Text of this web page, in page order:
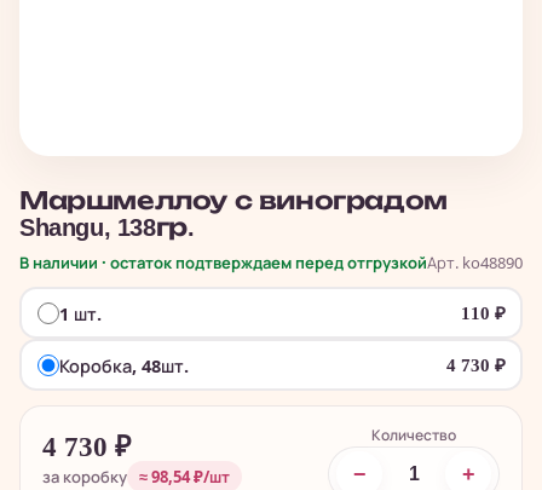
Маршмеллоу с виноградом
Shangu, 138гр.
В наличии · остаток подтверждаем перед отгрузкойАрт. ko48890
1 шт. 110 ₽
Коробка, 48шт. 4 730 ₽
4 730 ₽
за коробку ≈ 98,54 ₽/шт
Количество
− +